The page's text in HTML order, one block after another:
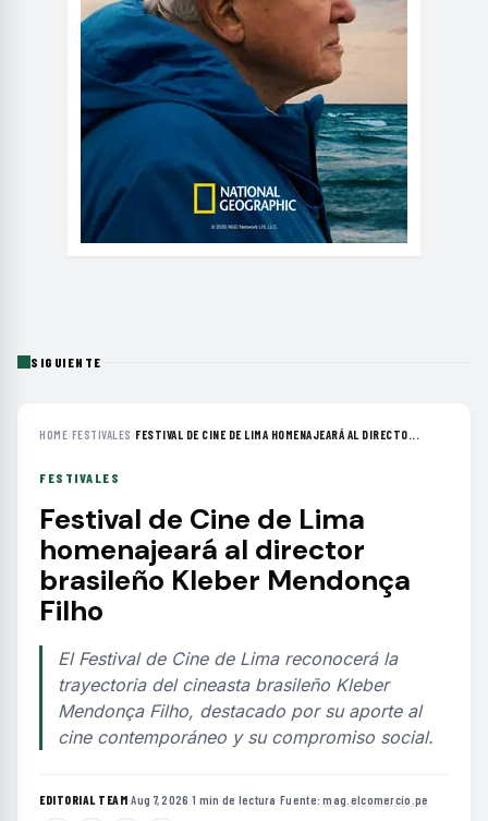
SIGUIENTE
HOME›FESTIVALES ›FESTIVAL DE CINE DE LIMA HOMENAJEARÁ AL DIRECTO...
FESTIVALES
Festival de Cine de Lima
homenajeará al director
brasileño Kleber Mendonça
Filho
El Festival de Cine de Lima reconocerá la
trayectoria del cineasta brasileño Kleber
Mendonça Filho, destacado por su aporte al
cine contemporáneo y su compromiso social.
EDITORIAL TEAM·Aug 7, 2026 ·1 min de lectura ·Fuente:mag.elcomercio.pe